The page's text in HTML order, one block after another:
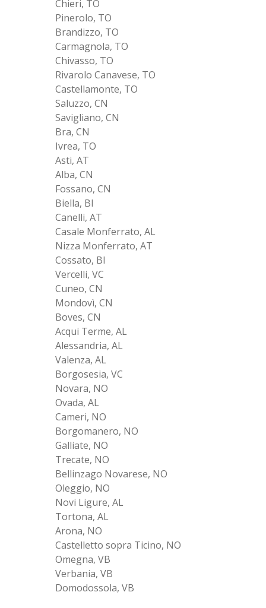
Chieri, TO
Pinerolo, TO
Brandizzo, TO
Carmagnola, TO
Chivasso, TO
Rivarolo Canavese, TO
Castellamonte, TO
Saluzzo, CN
Savigliano, CN
Bra, CN
Ivrea, TO
Asti, AT
Alba, CN
Fossano, CN
Biella, BI
Canelli, AT
Casale Monferrato, AL
Nizza Monferrato, AT
Cossato, BI
Vercelli, VC
Cuneo, CN
Mondovì, CN
Boves, CN
Acqui Terme, AL
Alessandria, AL
Valenza, AL
Borgosesia, VC
Novara, NO
Ovada, AL
Cameri, NO
Borgomanero, NO
Galliate, NO
Trecate, NO
Bellinzago Novarese, NO
Oleggio, NO
Novi Ligure, AL
Tortona, AL
Arona, NO
Castelletto sopra Ticino, NO
Omegna, VB
Verbania, VB
Domodossola, VB